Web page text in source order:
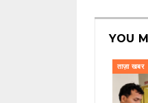
YOU
ताज़ा खबर